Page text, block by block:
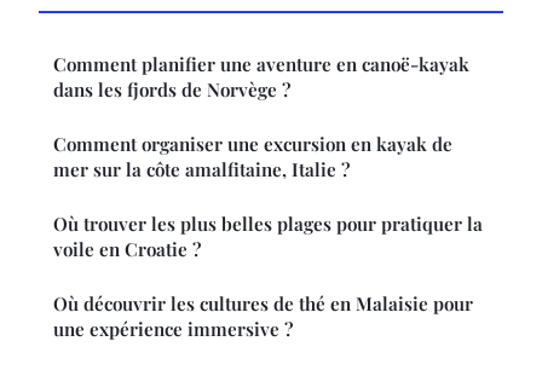
Comment planifier une aventure en canoë-kayak
dans les fjords de Norvège ?
Comment organiser une excursion en kayak de
mer sur la côte amalfitaine, Italie ?
Où trouver les plus belles plages pour pratiquer la
voile en Croatie ?
Où découvrir les cultures de thé en Malaisie pour
une expérience immersive ?